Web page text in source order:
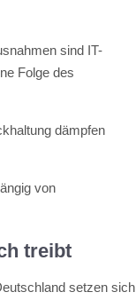
sind IT-
Folge des
dämpfen
von
treibt
setzen sich